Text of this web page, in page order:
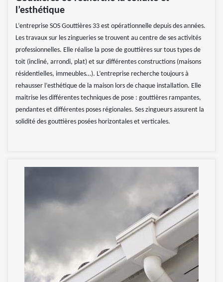
l’esthétique
L’entreprise SOS Gouttières 33 est opérationnelle depuis des années.
Les travaux sur les zingueries se trouvent au centre de ses activités
professionnelles. Elle réalise la pose de gouttières sur tous types de
toit (incliné, arrondi, plat) et sur différentes constructions (maisons
résidentielles, immeubles…). L’entreprise recherche toujours à
rehausser l’esthétique de la maison lors de chaque installation. Elle
maitrise les différentes techniques de pose : gouttières rampantes,
pendantes et différentes poses régionales. Ses zingueurs assurent la
solidité des gouttières posées horizontales et verticales.